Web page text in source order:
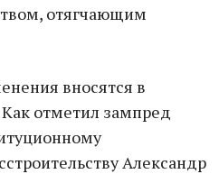
отягчающим
вносятся в
отметил зампред
Александр